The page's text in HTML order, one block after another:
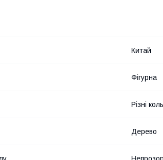
Китай
Фігурна
Різні
Дерево